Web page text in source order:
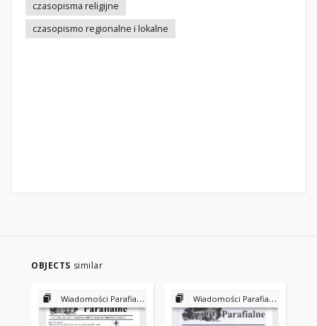
czasopisma religijne
czasopismo regionalne i lokalne
OBJECTS similar
Wiadomości Parafialne Wiadomości Parafialne